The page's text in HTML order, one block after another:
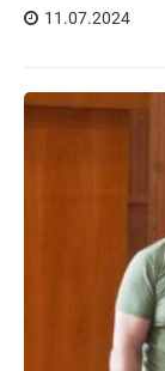
11.07.2024